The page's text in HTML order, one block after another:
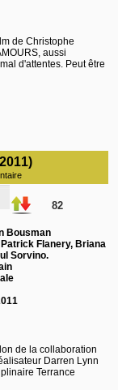
de Christophe
aussi
d'attentes. Peut être
82
Bousman
Flanery, Briana
Sorvino.
de la collaboration
Darren Lynn
Terrance